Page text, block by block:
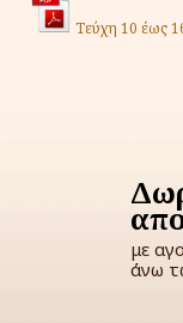
Τεύχη 10 έως
με
άνω